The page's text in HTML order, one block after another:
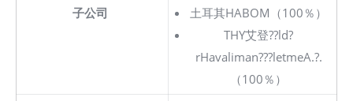
子公司
土耳其HABOM（100％）
THY艾登??ld?
rHavaliman???letmeA.?.
（100％）